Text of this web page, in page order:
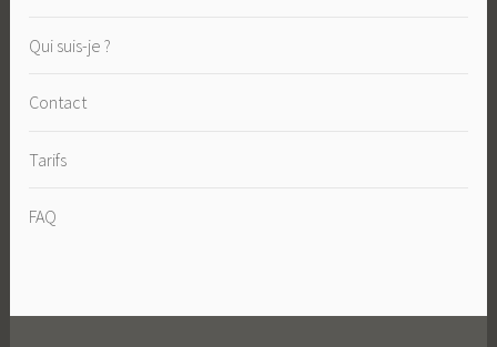
Qui suis-je ?
Contact
Tarifs
FAQ